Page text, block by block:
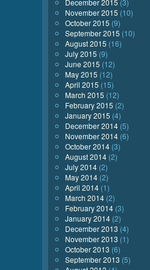
December 2015 (3)
November 2015 (10)
October 2015 (9)
September 2015 (10)
August 2015 (16)
July 2015 (9)
June 2015 (12)
May 2015 (12)
April 2015 (15)
March 2015 (12)
February 2015 (2)
January 2015 (4)
December 2014 (5)
November 2014 (6)
October 2014 (3)
August 2014 (2)
July 2014 (2)
May 2014 (2)
April 2014 (1)
March 2014 (2)
February 2014 (3)
January 2014 (2)
December 2013 (4)
November 2013 (1)
October 2013 (6)
September 2013 (5)